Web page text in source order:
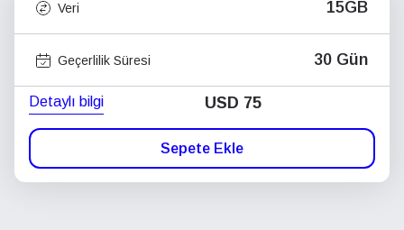
Veri 15GB
Geçerlilik Süresi 30 Gün
Detaylı bilgi USD 75
Sepete Ekle